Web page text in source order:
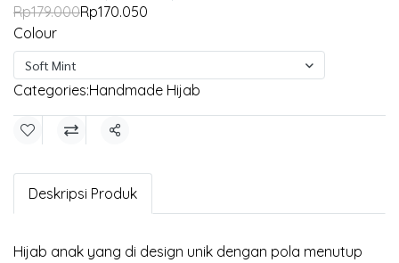
Rp179.000Rp170.050
Colour
Soft Mint
Categories:Handmade Hijab
Share
Deskripsi Produk
Hijab anak yang di design unik dengan pola menutup